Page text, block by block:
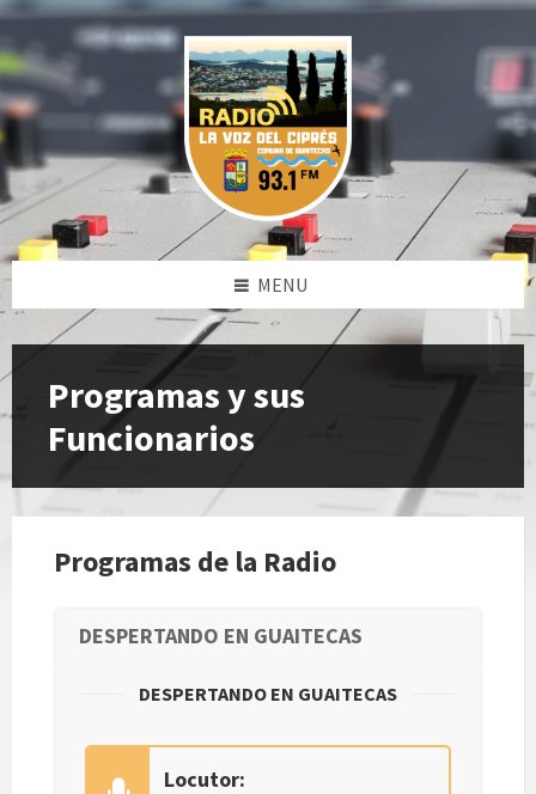
Skip
content
Skip
left
sidebar
Skip
footer
MENU
Programas y sus
Funcionarios
Programas de la Radio
DESPERTANDO EN GUAITECAS
DESPERTANDO EN GUAITECAS
Locutor: